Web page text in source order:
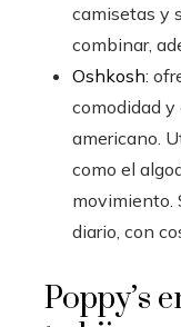
camisetas y
combinar,
Oshkosh:
comodidad y
americano.
como el
movimiento.
diario, con
Poppy’s